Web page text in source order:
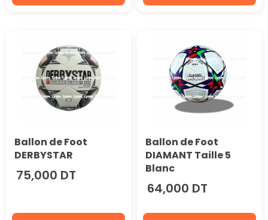
Ballon de Foot
DERBYSTAR
75,000 DT
Ballon de Foot
DIAMANT Taille 5
Blanc
64,000 DT